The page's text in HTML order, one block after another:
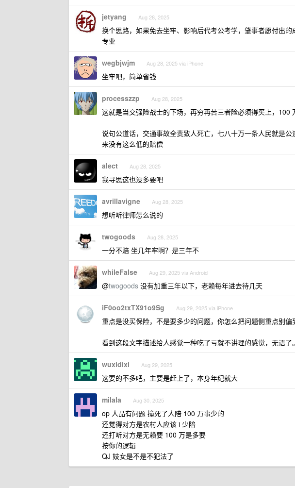
jetyang Aug 28, 2025
换个思路，如果免去坐牢、影响后代考公考学，肇事者愿付出
专业
wegbjwjm Aug 28, 2025 via iPhone
坐牢吧，简单省钱
processzzp Aug 28, 2025
这就是当交强险战士的下场，再穷再苦三者险必须得买上，100
说句公道话，交通事故全责致人死亡，七八十万一条人民就是
来没有这么低的赔偿
alect Aug 28, 2025
我寻思这也没多要吧
avrillavigne Aug 28, 2025
想听听律师怎么说的
twogoods Aug 28, 2025
一分不赔 坐几年牢啊？是三年不
whileFalse Aug 29, 2025 via Android
@twogoods 没有加重三年以下，老赖每年进去待几天
iF0oo2txTX91o9Sg Aug 29, 2025 via iPhone
重点是没买保险，不是要多少的问题，你怎么把问题侧重点别偏
看到这段文字描述给人感觉一种吃了亏就不讲理的感觉，无语了。
wuxidixi Aug 29, 2025
这要的不多吧，主要是赶上了，本身年纪就大
milala Aug 30, 2025
op 人品有问题 撞死了人陪 100 万事少的
还觉得对方是农村人应该 i 少陪
还打听对方是无赖要 100 万是多要
按你的逻辑
QJ 妓女是不是不犯法了